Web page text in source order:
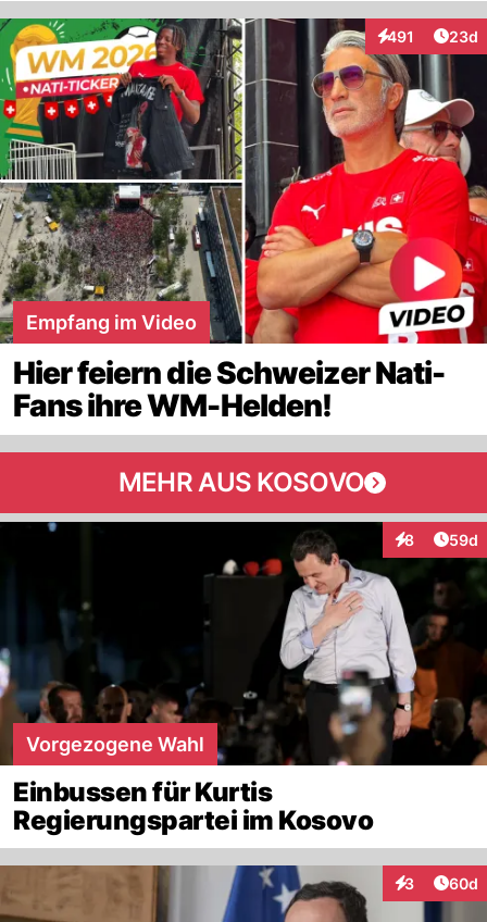
491
Interaktionen
23d
Empfang im Video
Hier feiern die Schweizer Nati-
Fans ihre WM-Helden!
MEHR AUS KOSOVO
8
Interaktionen
59d
Vorgezogene Wahl
Einbussen für Kurtis
Regierungspartei im Kosovo
3
Interaktionen
60d